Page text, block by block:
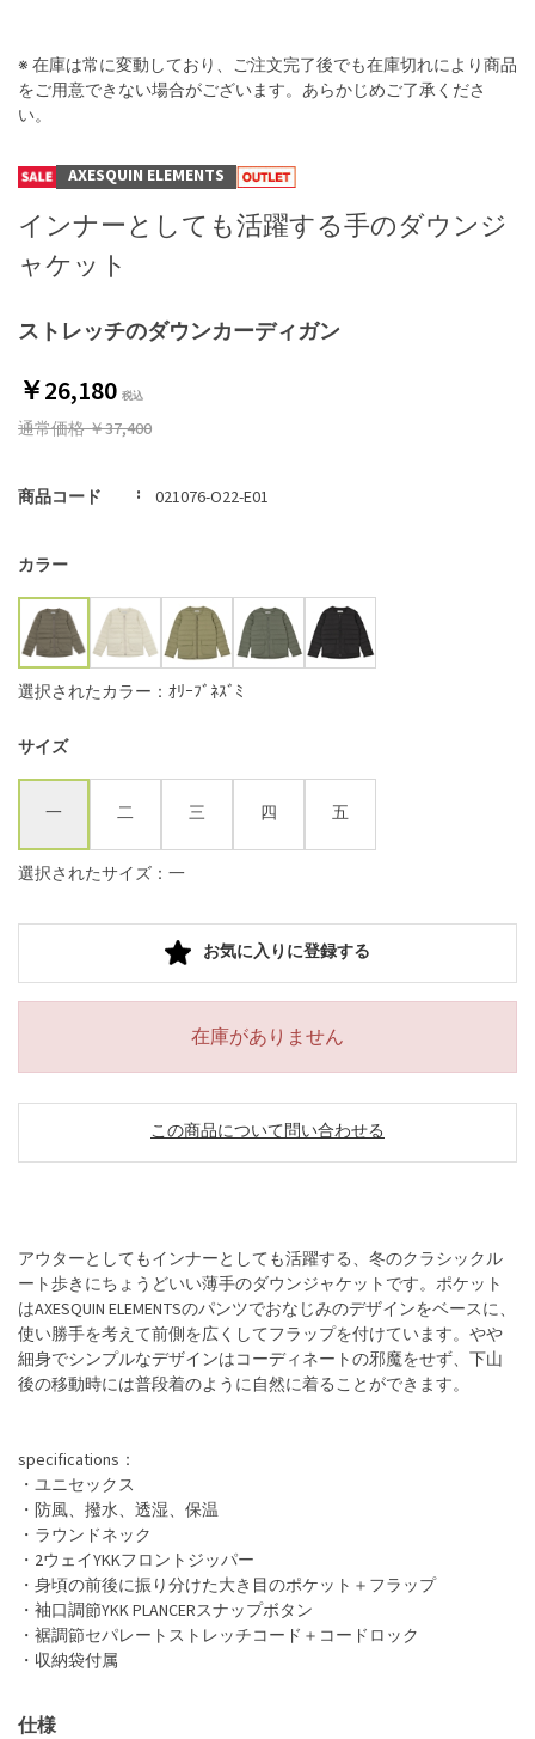
※ 在庫は常に変動しており、ご注文完了後でも在庫切れにより商品
をご用意できない場合がございます。あらかじめご了承くださ
い。
ストレッチのダウンカーディガン
AXESQUIN ELEMENTS
インナーとしても活躍する手のダウンジ
ャケット
￥26,180
通常価格￥37,400
商品コード 021076-O22-E01
カラー
選択されたカラー：ｵﾘｰﾌﾞﾈｽﾞﾐ
サイズ
一 二 三 四 五
選択されたサイズ：一
お気に入りに登録する
在庫がありません
この商品について問い合わせる
アウターとしてもインナーとしても活躍する、冬のクラシックル
ート歩きにちょうどいい薄手のダウンジャケットです。ポケット
はAXESQUIN ELEMENTSのパンツでおなじみのデザインをベースに、
使い勝手を考えて前側を広くしてフラップを付けています。やや
細身でシンプルなデザインはコーディネートの邪魔をせず、下山
後の移動時には普段着のように自然に着ることができます。
specifications：
・ユニセックス
・防風、撥水、透湿、保温
・ラウンドネック
・2ウェイYKKフロントジッパー
・身頃の前後に振り分けた大き目のポケット＋フラップ
・袖口調節YKK PLANCERスナップボタン
・裾調節セパレートストレッチコード＋コードロック
・収納袋付属
仕様